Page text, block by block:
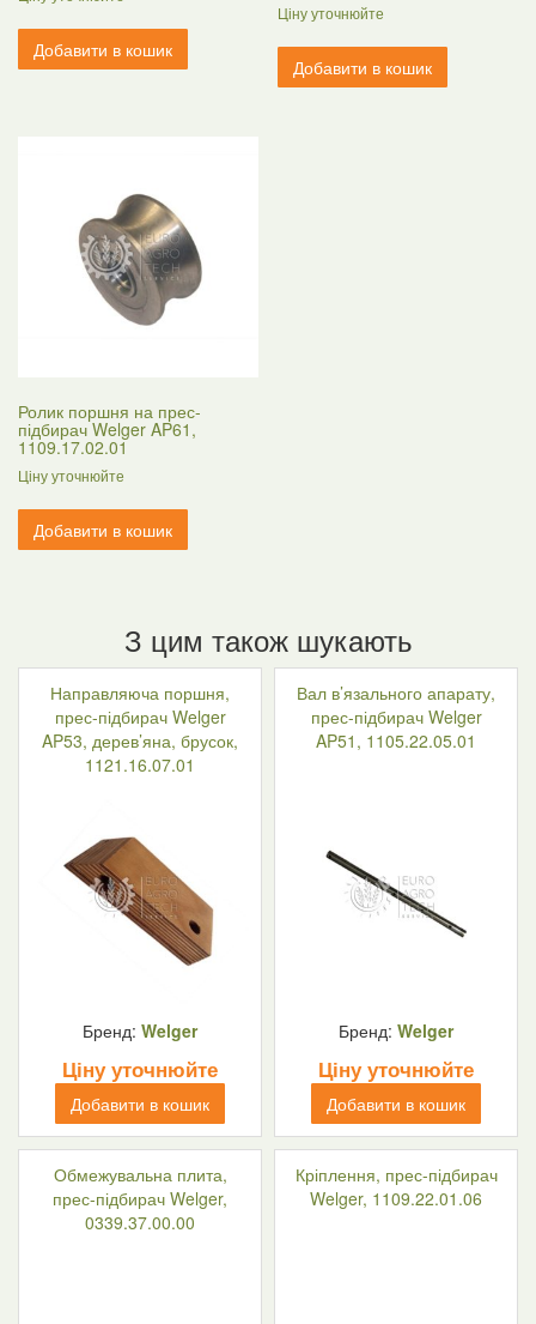
Добавити в кошик
Ціну уточнюйте
Добавити в кошик
Ролик поршня на прес-
підбирач Welger AP61,
1109.17.02.01
Ціну уточнюйте
Добавити в кошик
З цим також шукають
Направляюча поршня,
прес-підбирач Welger
AP53, дерев’яна, брусок,
1121.16.07.01
Бренд: Welger
Ціну уточнюйте
Добавити в кошик
Вал в’язального апарату,
прес-підбирач Welger
AP51, 1105.22.05.01
Бренд: Welger
Ціну уточнюйте
Добавити в кошик
Обмежувальна плита,
прес-підбирач Welger,
0339.37.00.00
Кріплення, прес-підбирач
Welger, 1109.22.01.06